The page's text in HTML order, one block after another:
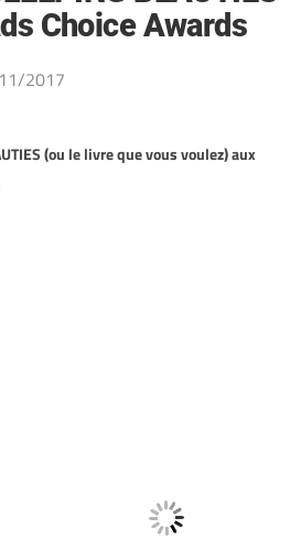
Choice Awards
2017
(ou le livre que vous voulez) aux